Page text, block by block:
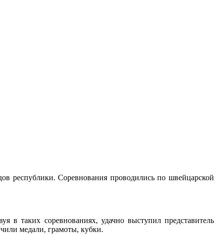
республики. Соревнования проводились по швейцарской
в таких соревнованиях, удачно выступил представитель
медали, грамоты, кубки.